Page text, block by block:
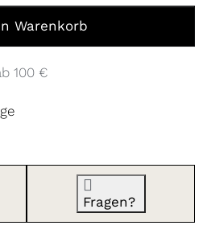
Warenkorb
100 €
Fragen?